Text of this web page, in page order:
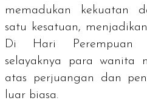
memadukan kekuatan
satu kesatuan,
Di Hari Perempuan
selayaknya para wanita
atas perjuangan dan
luar biasa.